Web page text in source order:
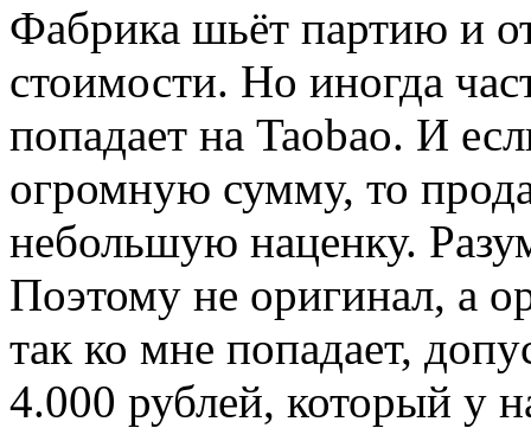
Фабрика шьёт партию и
стоимости. Но иногда
попадает на Taobao. И
огромную сумму, то
небольшую наценку.
Поэтому не оригинал, а
так ко мне попадает,
4.000 рублей, который у